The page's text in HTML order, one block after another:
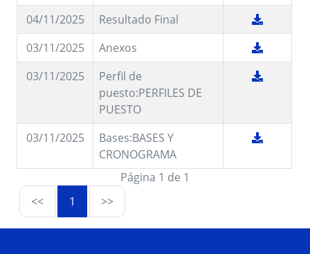
04/11/2025
Resultado Final
03/11/2025
Anexos
03/11/2025
Perfil de
puesto:PERFILES DE
PUESTO
03/11/2025
Bases:BASES Y
CRONOGRAMA
Página 1 de 1
<<
1 >>